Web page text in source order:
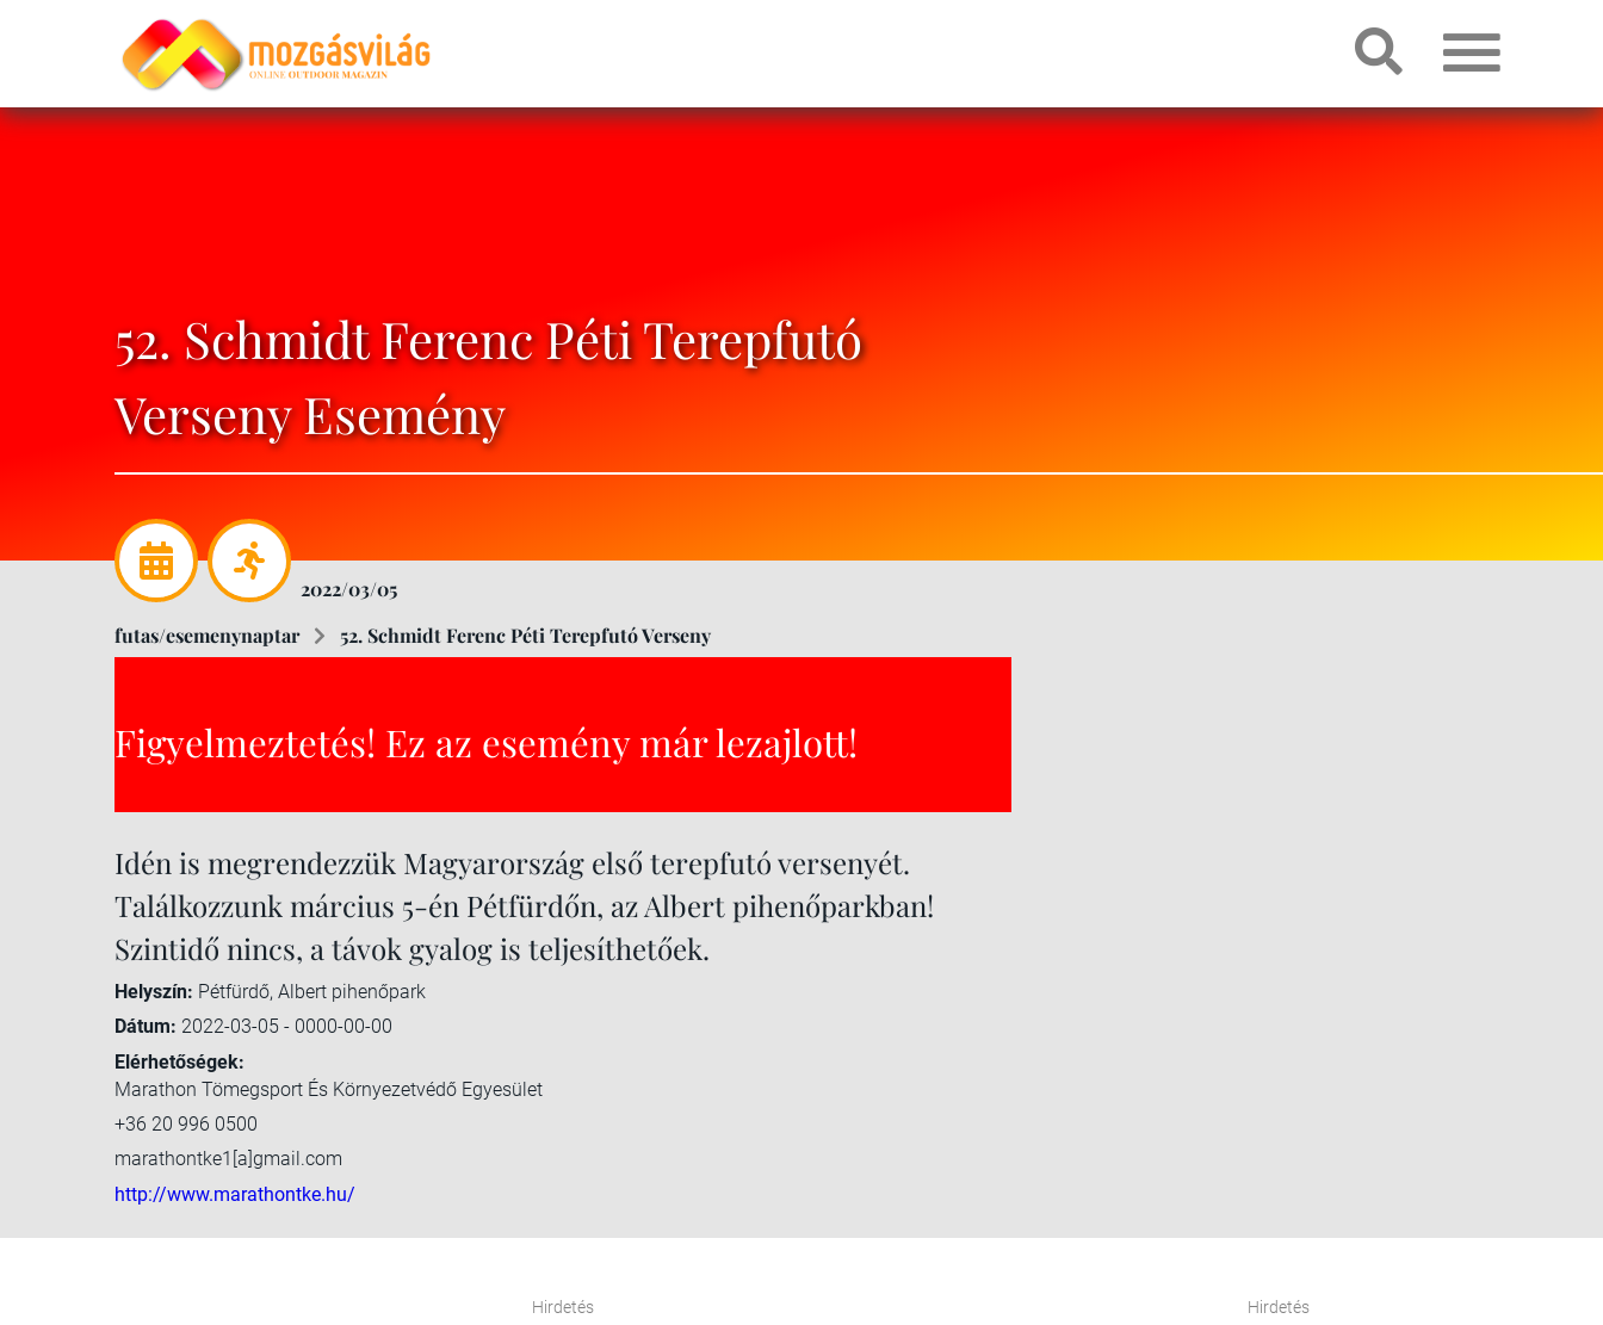
52. Schmidt Ferenc Péti Terepfutó
Verseny Esemény
2022/03/05
futas/esemenynaptar
52. Schmidt Ferenc Péti Terepfutó Verseny
Figyelmeztetés! Ez az esemény már lezajlott!
Idén is megrendezzük Magyarország első terepfutó versenyét.
Találkozzunk március 5-én Pétfürdőn, az Albert pihenőparkban!
Szintidő nincs, a távok gyalog is teljesíthetőek.
Helyszín: Pétfürdő, Albert pihenőpark
Dátum: 2022-03-05 - 0000-00-00
Elérhetőségek:
Marathon Tömegsport És Környezetvédő Egyesület
+36 20 996 0500
marathontke1[a]gmail.com
http://www.marathontke.hu/
Hirdetés Hirdetés